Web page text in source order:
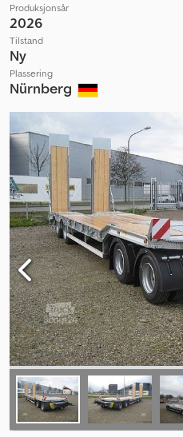
Produksjonsår
2026
Tilstand
Ny
Plassering
Nürnberg